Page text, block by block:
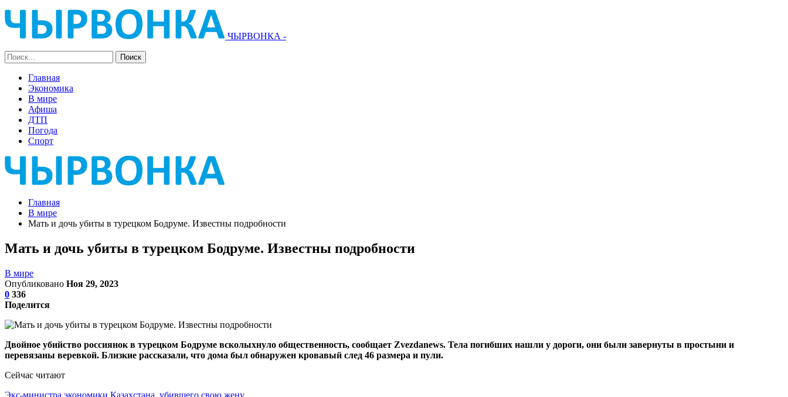
ЧЫРВОНКА -
Главная
Экономика
В мире
Афиша
ДТП
Погода
Спорт
Главная
В мире
Мать и дочь убиты в турецком Бодруме. Известны подробности
Мать и дочь убиты в турецком Бодруме. Известны подробности
В мире
Опубликовано Ноя 29, 2023
0 336
Поделится
Двойное убийство россиянок в турецком Бодруме всколыхнуло общественность, сообщает Zvezdanews. Тела погибших нашли у дороги, они были завернуты в простыни и
перевязаны веревкой. Близкие рассказали, что дома был обнаружен кровавый след 46 размера и пули.
Сейчас читают
Экс-министра экономики Казахстана, убившего свою жену,…